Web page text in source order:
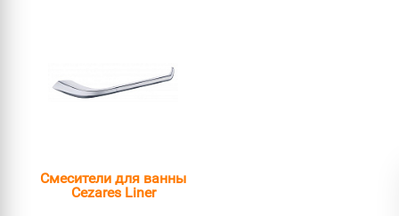
Смесители для ванны
Cezares Liner